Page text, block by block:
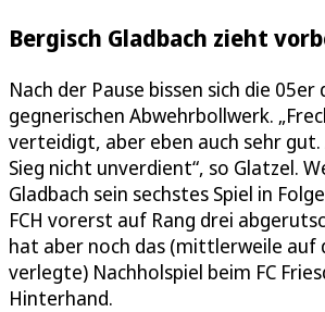
Bergisch Gladbach zieht
Nach der Pause bissen sich die 05er
gegnerischen Abwehrbollwerk.
verteidigt, aber eben auch sehr gut.
Sieg nicht unverdient“, so Glatzel.
Gladbach sein sechstes Spiel in
FCH vorerst auf Rang drei
hat aber noch das (mittlerweile auf
verlegte) Nachholspiel beim FC
Hinterhand.